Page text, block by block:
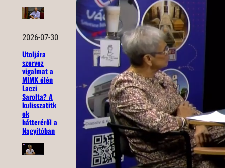
2026-07-30
Utoljára
szervez
vigalmat a
MIMK élén
Laczi
Sarolta? A
kulisszatitk
ok
hátteréről a
Nagyítóban